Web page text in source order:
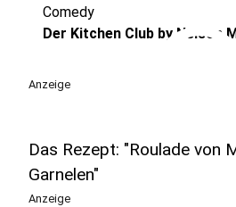
Comedy
Der Kitchen Club by Nelson
Anzeige
Das Rezept: "Roulade von
Garnelen"
Anzeige